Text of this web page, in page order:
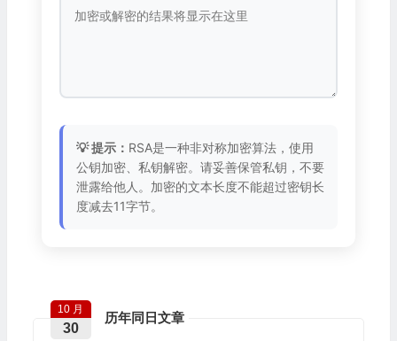
💡 提示： RSA是一种非对称加密算法，使用
公钥加密、私钥解密。请妥善保管私钥，不要
泄露给他人。加密的文本长度不能超过密钥长
度减去11字节。
历年同日文章
10 月
30